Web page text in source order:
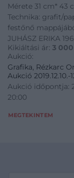
Mérete 31 cm* 43
Technika: grafit/
festőnő
JUHÁSZ ERIKA
Kikiáltási ár: 3 000
Aukció:
Grafika, Rézkarc
Aukció 2019.12.10.-
Aukció időpontja:
20:00
MEGTEKINTEM